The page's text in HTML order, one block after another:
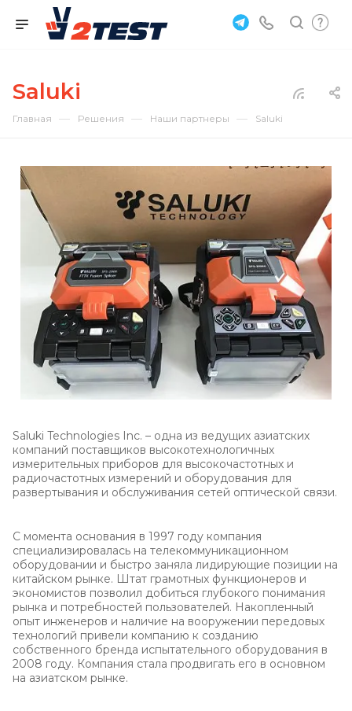
Saluki
Главная — Решения — Наши партнеры — Saluki
Saluki Technologies Inc. – одна из ведущих азиатских
компаний поставщиков высокотехнологичных
измерительных приборов для высокочастотных и
радиочастотных измерений и оборудования для
развертывания и обслуживания сетей оптической связи.
С момента основания в 1997 году компания
специализировалась на телекоммуникационном
оборудовании и быстро заняла лидирующие позиции на
китайском рынке. Штат грамотных функционеров и
экономистов позволил добиться глубокого понимания
рынка и потребностей пользователей. Накопленный
опыт инженеров и наличие на вооружении передовых
технологий привели компанию к созданию
собственного бренда испытательного оборудования в
2008 году. Компания стала продвигать его в основном
на азиатском рынке.